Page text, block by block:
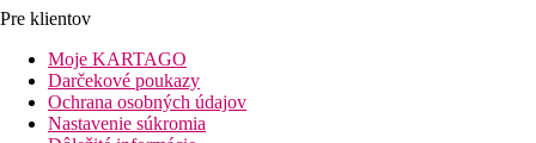
Pre klientov
Moje KARTAGO
Darčekové poukazy
Ochrana osobných údajov
Nastavenie súkromia